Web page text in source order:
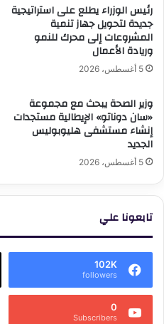
رئيس الوزراء يطلع على استراتيجية
جديدة لتحويل جهاز تنمية
المشروعات إلى محرك للنمو
وريادة الأعمال
5 أغسطس، 2026
وزير الصحة يبحث مع مجموعة
«سان دوناتو» الإيطالية مستجدات
إنشاء مستشفى هليوبوليس
الجديد
5 أغسطس، 2026
تابعونا علي
102K
followers
0
Subscribers